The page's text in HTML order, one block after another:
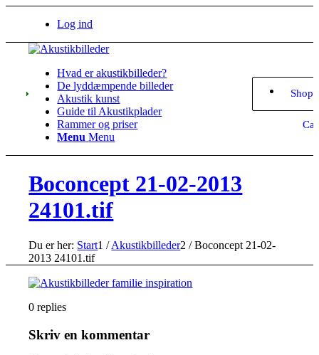
Log ind
Hvad er akustikbilleder?
De lyddæmpende billeder
Akustik kunst
Guide til Akustikplader
Rammer og priser
Menu Menu
Boconcept 21-02-2013
24101.tif
Du er her: Start1 / Akustikbilleder2 / Boconcept 21-02-
2013 24101.tif
0 replies
Skriv en kommentar